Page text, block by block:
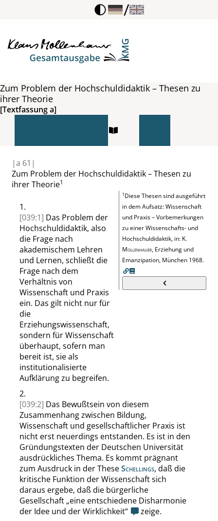
/
Zum Problem der Hochschuldidaktik – Thesen zu
ihrer Theorie
[Textfassung a]
|a 61|
Zum Problem der Hochschuldidaktik – Thesen zu
ihrer Theorie1
1Diese Thesen sind ausgeführt
in dem Aufsatz:Wissenschaft
und Praxis – Vorbemerkungen
zu einer Wissenschafts- und
Hochschuldidaktik, in: K.
Mollenhauer, Erziehung und
Emanzipation, München 1968.
1.
[039:1] Das Problem der
Hochschuldidaktik, also
die Frage nach
akademischem Lehren
und Lernen, schließt die
Frage nach dem
Verhältnis von
Wissenschaft und Praxis
ein. Das gilt nicht nur für
die
Erziehungswissenschaft,
sondern für Wissenschaft
überhaupt, sofern man
bereit ist, sie als
institutionalisierte
Aufklärung zu begreifen.
2.
[039:2] Das Bewußtsein von diesem
Zusammenhang zwischen Bildung,
Wissenschaft und gesellschaftlicher Praxis ist
nicht erst neuerdings entstanden. Es ist in den
Gründungstexten der Deutschen Universität
ausdrückliches Thema. Es kommt prägnant
zum Ausdruck in der TheseSchellings, daß die
kritische Funktion der Wissenschaft sich
daraus ergebe, daß die bürgerliche
Gesellschaft „eine entschiedene Disharmonie
der Idee und der Wirklichkeit“
zeige.